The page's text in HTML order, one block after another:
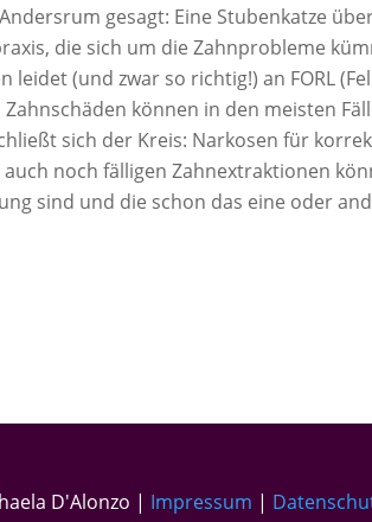
gesagt: Eine Stubenkatze
die sich um die Zahnprobleme
leidet (und zwar so richtig!) an FORL
können in den meisten
sich der Kreis: Narkosen für
noch fälligen Zahnextraktionen
sind und die schon das eine oder
D'Alonzo | Impressum |